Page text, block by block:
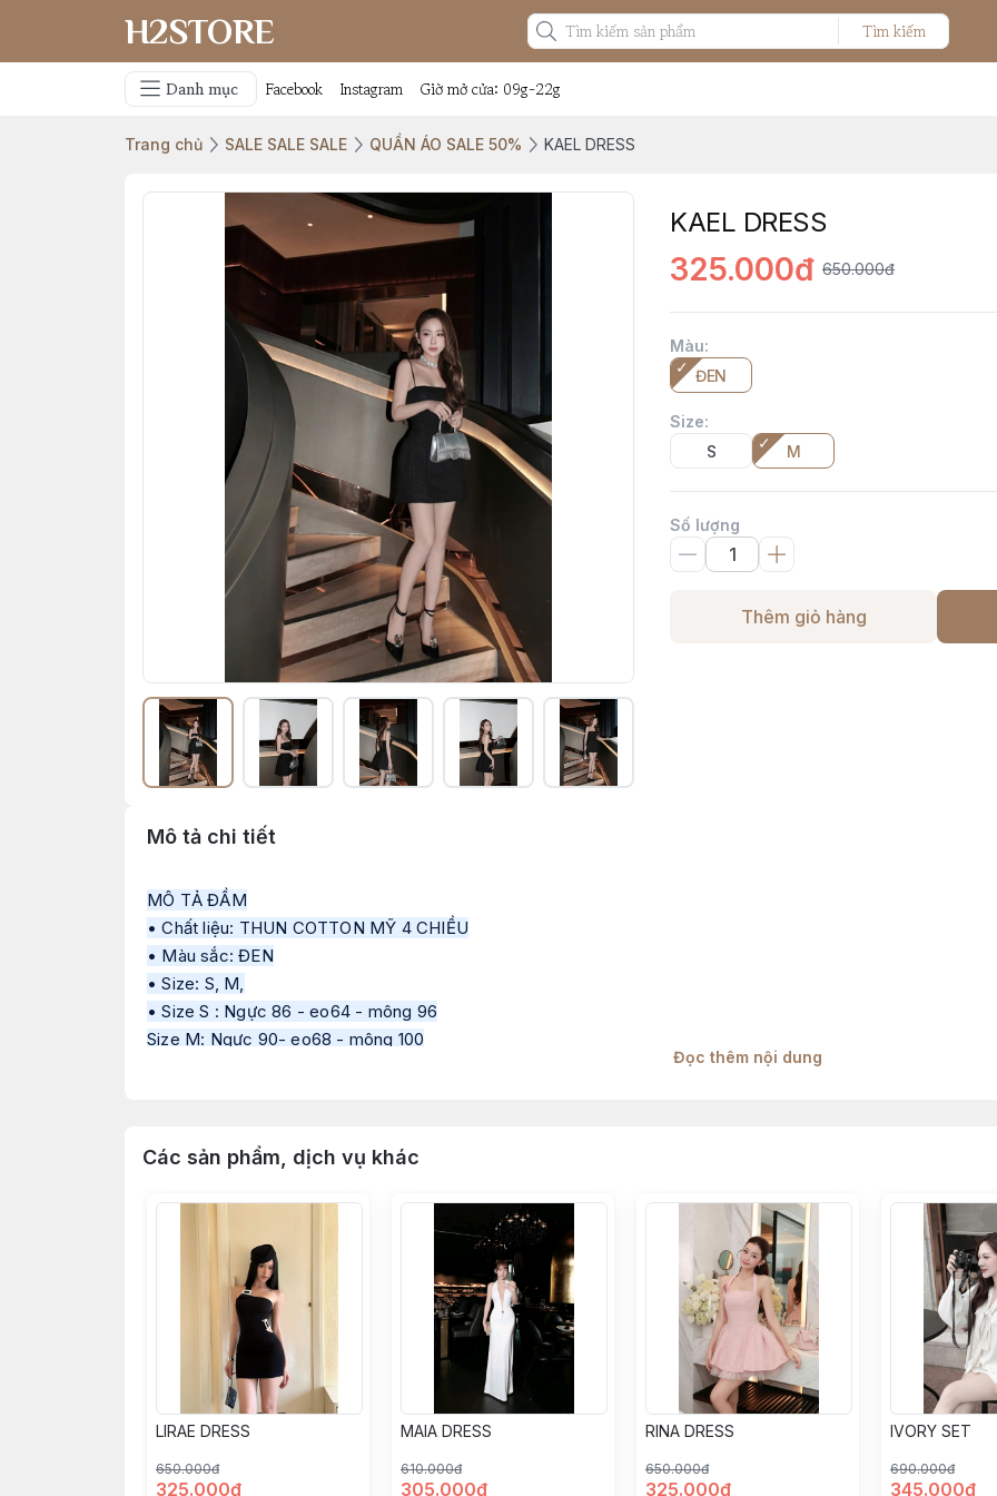
H2STORE Tìm kiếm
Danh mục Facebook Instagram Giờ mở cửa: 09g-22g
Trang chủ SALE SALE SALE QUẦN ÁO SALE 50% KAEL DRESS
KAEL DRESS
325.000đ 650.000đ
Màu:
ĐEN
Size:
S
M
Số lượng
Thêm giỏ hàng
Mô tả chi tiết
MÔ TẢ ĐẦM
• Chất liệu: THUN COTTON MỸ 4 CHIỀU
• Màu sắc: ĐEN
• Size: S, M,
•Size S : Ngực 86 - eo64 - mông 96
Size M: Ngực 90- eo68 - mông 100
• Tư vấn mang tính chất tham khảo theo đúng tinh thần sản phẩm, khách hàng có thể tham khảo thêm số đo
• Màu sắc, độ dày mỏng của từng đợt vải sẽ có độ chênh lệch, theo đúng thông số từ nhà máy sản xuất
lệch màu tuỳ thuộc vào ánh sáng, góc chụp, độ sáng màn hình điện thoại khách hàng sử dụng
Đọc thêm nội dung
Các sản phẩm, dịch vụ khác
LIRAE DRESS
650.000đ
325.000đ
MAIA DRESS
610.000đ
305.000đ
RINA DRESS
650.000đ
325.000đ
IVORY SET
690.000đ
345.000đ